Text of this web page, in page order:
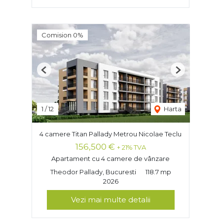
Comision 0%
1 /12 Harta
Previous Next
4 camere Titan Pallady Metrou Nicolae Teclu
156,500 € + 21% TVA
Apartament cu 4 camere de vânzare
Theodor Pallady, Bucuresti
118.7 mp
2026
Vezi mai multe detalii